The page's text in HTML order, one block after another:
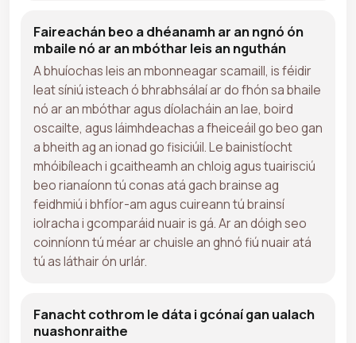
Faireachán beo a dhéanamh ar an ngnó ón
mbaile nó ar an mbóthar leis an nguthán
A bhuíochas leis an mbonneagar scamaill, is féidir
leat síniú isteach ó bhrabhsálaí ar do fhón sa bhaile
nó ar an mbóthar agus díolacháin an lae, boird
oscailte, agus láimhdeachas a fheiceáil go beo gan
a bheith ag an ionad go fisiciúil. Le bainistíocht
mhóibíleach i gcaitheamh an chloig agus tuairisciú
beo rianaíonn tú conas atá gach brainse ag
feidhmiú i bhfíor-am agus cuireann tú brainsí
iolracha i gcomparáid nuair is gá. Ar an dóigh seo
coinníonn tú méar ar chuisle an ghnó fiú nuair atá
tú as láthair ón urlár.
Fanacht cothrom le dáta i gcónaí gan ualach
nuashonraithe